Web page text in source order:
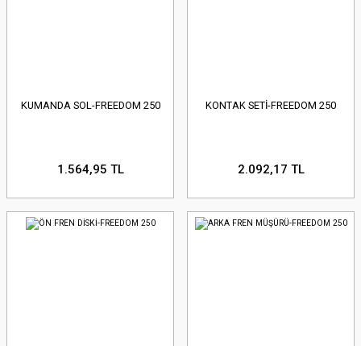
KUMANDA SOL-FREEDOM 250
1.564,95 TL
KONTAK SETİ-FREEDOM 250
2.092,17 TL